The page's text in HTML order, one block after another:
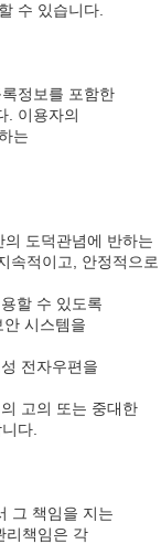
수 있습니다.
정보를 포함한
. 이용자의
는
도덕관념에 반하는
속적이고, 안정적으로
할 수 있도록
시스템을
전자우편을
고의 또는 중대한
다.
그 책임을 지는
리책임은 각